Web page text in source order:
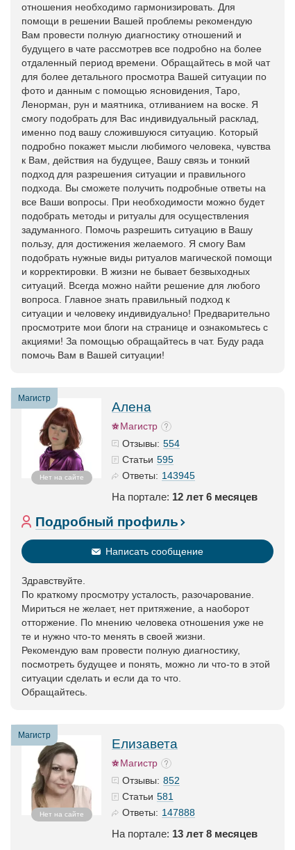
отношения необходимо гармонизировать. Для
помощи в решении Вашей проблемы рекомендую
Вам провести полную диагностику отношений и
будущего в чате рассмотрев все подробно на более
отдаленный период времени. Обращайтесь в мой чат
для более детального просмотра Вашей ситуации по
фото и данным с помощью ясновидения, Таро,
Ленорман, рун и маятника, отливанием на воске. Я
смогу подобрать для Вас индивидуальный расклад,
именно под вашу сложившуюся ситуацию. Который
подробно покажет мысли любимого человека, чувства
к Вам, действия на будущее, Вашу связь и тонкий
подход для разрешения ситуации и правильного
подхода. Вы сможете получить подробные ответы на
все Ваши вопросы. При необходимости можно будет
подобрать методы и ритуалы для осуществления
задуманного. Помочь разрешить ситуацию в Вашу
пользу, для достижения желаемого. Я смогу Вам
подобрать нужные виды ритуалов магической помощи
и корректировки. В жизни не бывает безвыходных
ситуаций. Всегда можно найти решение для любого
вопроса. Главное знать правильный подход к
ситуации и человеку индивидуально! Предварительно
просмотрите мои блоги на странице и ознакомьтесь с
акциями! За помощью обращайтесь в чат. Буду рада
помочь Вам в Вашей ситуации!
Магистр
Нет на сайте
Алена
Магистр
Отзывы: 554
Статьи 595
Ответы: 143945
На портале: 12 лет 6 месяцев
Подробный профиль
Написать сообщение
Здравствуйте.
По краткому просмотру усталость, разочарование.
Мириться не желает, нет притяжение, а наоборот
отторжение. По мнению человека отношения уже не
те и нужно что-то менять в своей жизни.
Рекомендую вам провести полную диагностику,
посмотреть будущее и понять, можно ли что-то в этой
ситуации сделать и если да то что.
Обращайтесь.
Магистр
Нет на сайте
Елизавета
Магистр
Отзывы: 852
Статьи 581
Ответы: 147888
На портале: 13 лет 8 месяцев